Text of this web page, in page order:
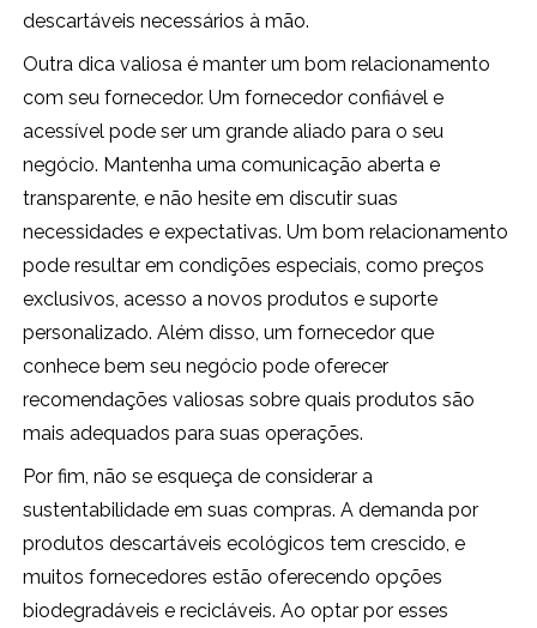
descartáveis necessários à mão.
Outra dica valiosa é manter um bom relacionamento
com seu fornecedor. Um fornecedor confiável e
acessível pode ser um grande aliado para o seu
negócio. Mantenha uma comunicação aberta e
transparente, e não hesite em discutir suas
necessidades e expectativas. Um bom relacionamento
pode resultar em condições especiais, como preços
exclusivos, acesso a novos produtos e suporte
personalizado. Além disso, um fornecedor que
conhece bem seu negócio pode oferecer
recomendações valiosas sobre quais produtos são
mais adequados para suas operações.
Por fim, não se esqueça de considerar a
sustentabilidade em suas compras. A demanda por
produtos descartáveis ecológicos tem crescido, e
muitos fornecedores estão oferecendo opções
biodegradáveis e recicláveis. Ao optar por esses